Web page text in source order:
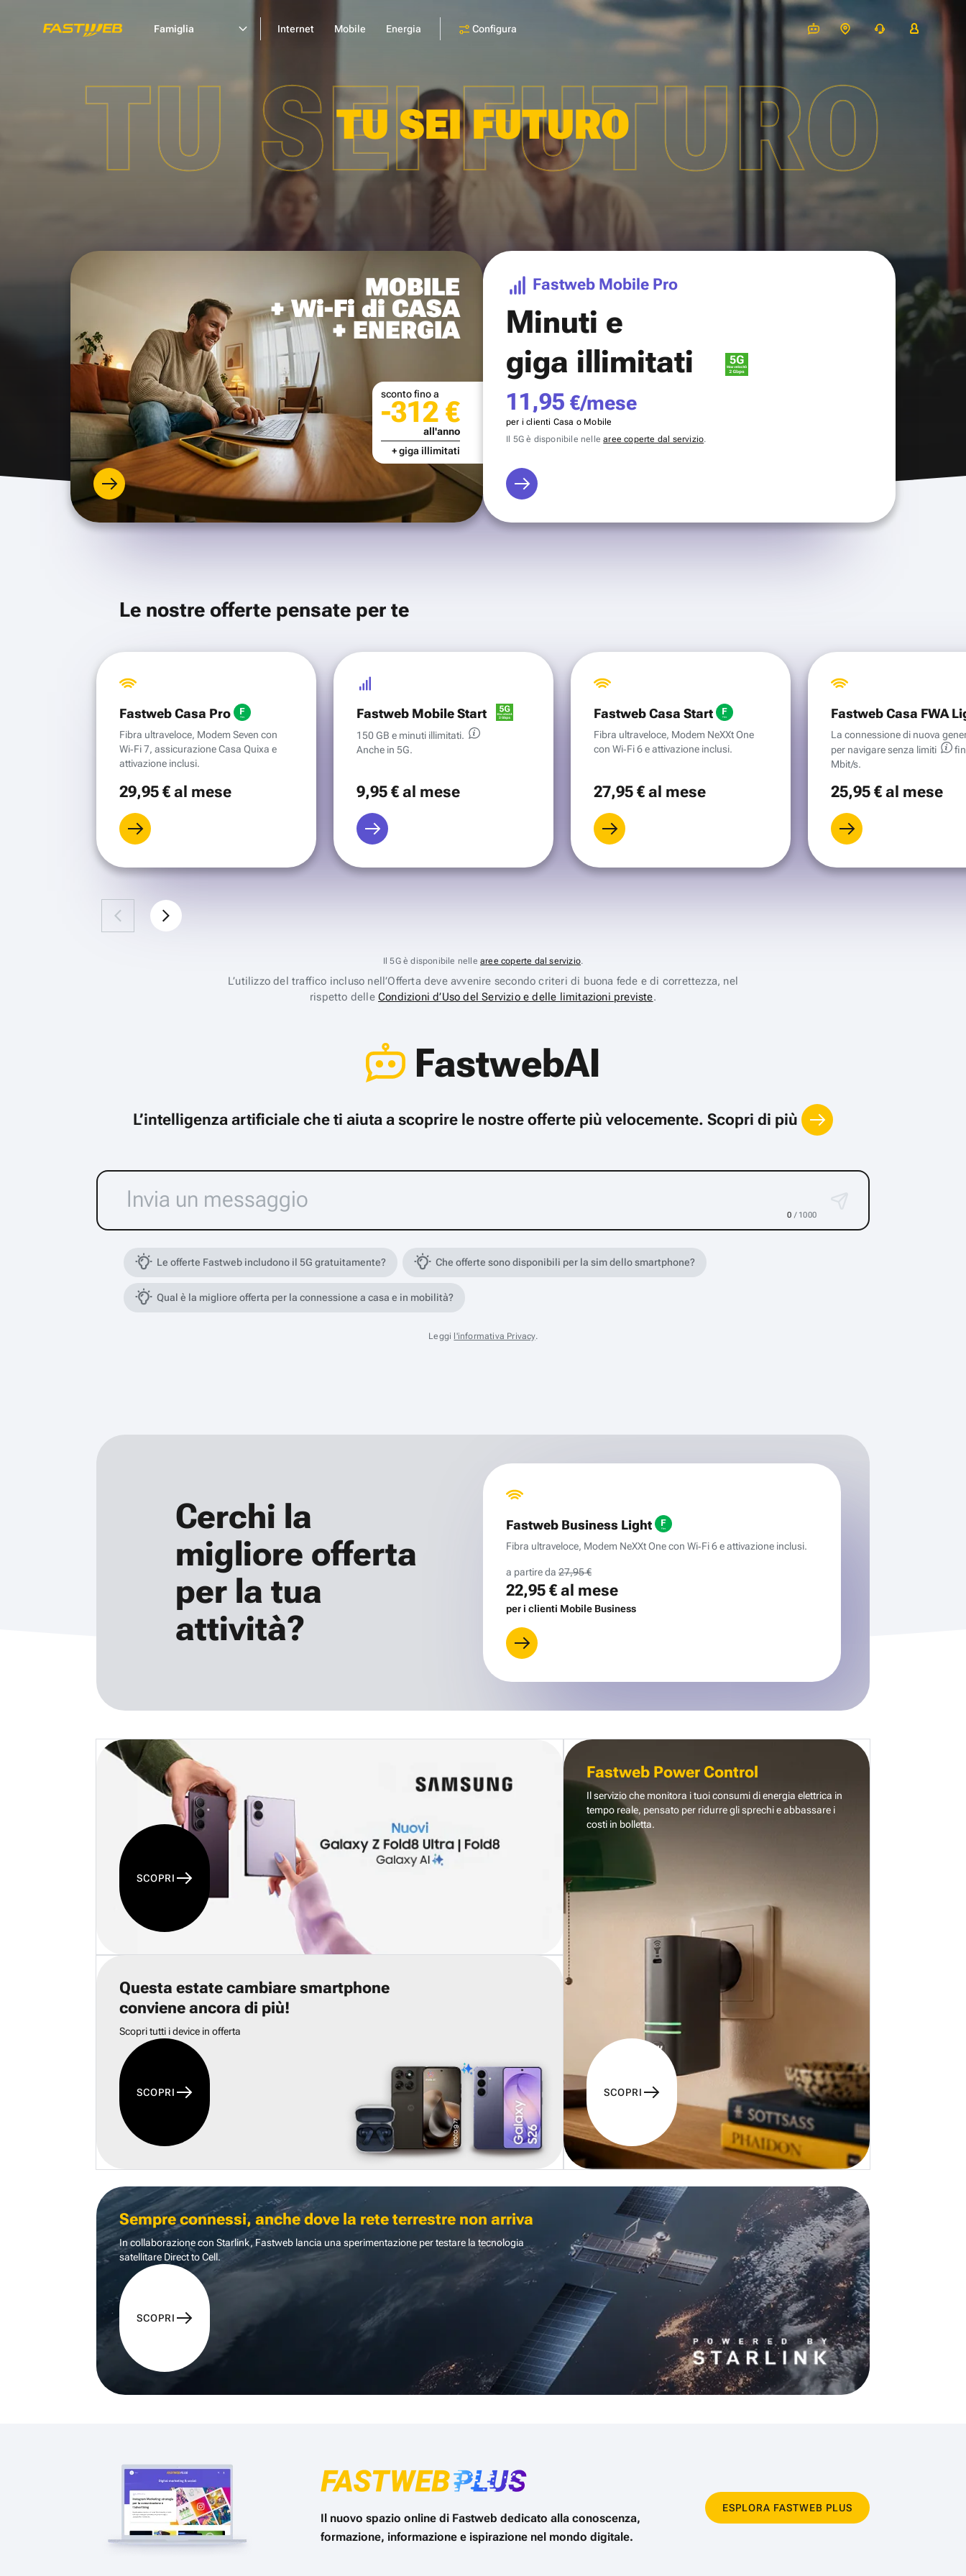
Famiglia Internet Mobile Energia Configura
TU SEI FUTURO
TU SEI FUTURO
MOBILE
+ Wi-Fi di CASA
+ ENERGIA
sconto fino a
-312 €
all'anno
+ giga illimitati
Fastweb Mobile Pro
Minuti e
giga illimitati
11,95 €/mese
per i clienti Casa o Mobile
Il 5G è disponibile nellearee coperte dal servizio.
Le nostre offerte pensate per te
Fastweb Casa Pro
Fibra ultraveloce, Modem Seven con
Wi‑Fi 7, assicurazione Casa Quixa e
attivazione inclusi.
29,95 €al mese
Fastweb Mobile Start
150 GB e minuti illimitati.
Anche in 5G.
9,95 €al mese
Fastweb Casa Start
Fibra ultraveloce, Modem NeXXt One
con Wi‑Fi 6 e attivazione inclusi.
27,95 €al mese
Fastweb Casa FWA
La connessione di nuova
per navigare senza limiti
Mbit/s.
25,95 €al mese
Il 5G è disponibile nelle aree coperte dal servizio.
L’utilizzo del traffico incluso nell’Offerta deve avvenire secondo criteri di buona fede e di correttezza, nel
rispetto delleCondizioni d’Uso del Servizio e delle limitazioni previste.
FastwebAI
L’intelligenza artificiale che ti aiuta a scoprire le nostre offerte più velocemente. Scopri di più
0 / 1000
Le offerte Fastweb includono il 5G gratuitamente? Che offerte sono disponibili per la sim dello smartphone?
Qual è la migliore offerta per la connessione a casa e in mobilità?
Leggi l'informativa Privacy.
Cerchi la
migliore offerta
per la tua
attività?
Fastweb Business Light
Fibra ultraveloce, Modem NeXXt One con Wi‑Fi 6 e attivazione inclusi.
a partire da 27,95 €
22,95 €al mese
per i clienti Mobile Business
SCOPRI
Questa estate cambiare smartphone
conviene ancora di più!
Scopri tutti i device in offerta
SCOPRI
Fastweb Power Control
Il servizio che monitora i tuoi consumi di energia elettrica in
tempo reale, pensato per ridurre gli sprechi e abbassare i
costi in bolletta.
SCOPRI
Sempre connessi, anche dove la rete terrestre non arriva
In collaborazione con Starlink, Fastweb lancia una sperimentazione per testare la tecnologia
satellitare Direct to Cell.
SCOPRI
Il nuovo spazio online di Fastweb dedicato alla conoscenza,
formazione, informazione e ispirazione nel mondo digitale.
ESPLORA FASTWEB PLUS